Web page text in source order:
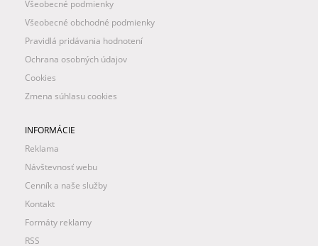
Všeobecné podmienky
Všeobecné obchodné podmienky
Pravidlá pridávania hodnotení
Ochrana osobných údajov
Cookies
Zmena súhlasu cookies
INFORMÁCIE
Reklama
Návštevnosť webu
Cenník a naše služby
Kontakt
Formáty reklamy
RSS